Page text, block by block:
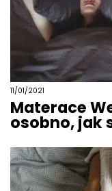
11/01/2021
Materace
osobno, jak